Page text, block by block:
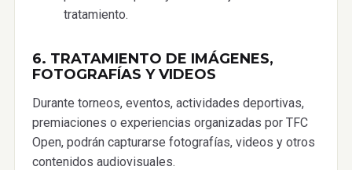
tratamiento.
6. TRATAMIENTO DE IMÁGENES,
FOTOGRAFÍAS Y VIDEOS
Durante torneos, eventos, actividades deportivas,
premiaciones o experiencias organizadas por TFC
Open, podrán capturarse fotografías, videos y otros
contenidos audiovisuales.